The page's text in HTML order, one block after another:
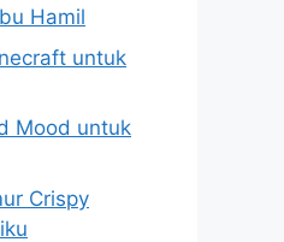
Hamil
untuk
Mood untuk
Crispy